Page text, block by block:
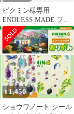
ピクミン様専用
ENDLESS MADE フー
ディー
¥1,450
ショウワノート シール